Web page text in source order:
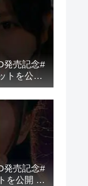
発売記念#
トを公開
発売記念#
を公開 #